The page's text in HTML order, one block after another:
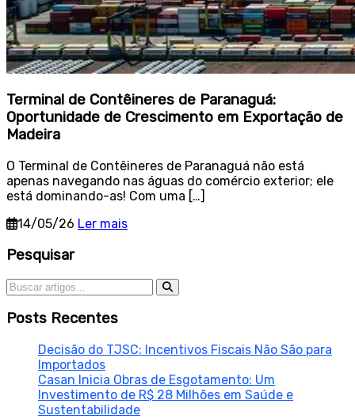
Terminal de Contêineres de Paranaguá:
Oportunidade de Crescimento em Exportação de
Madeira
O Terminal de Contêineres de Paranaguá não está
apenas navegando nas águas do comércio exterior; ele
está dominando-as! Com uma […]
14/05/26 Ler mais
Sidebar
Pesquisar
Pesquisar por:
Posts Recentes
Decisão do TJSC: Incentivos Fiscais Não São para
Importados
Casan Inicia Obras de Esgotamento: Um
Investimento de R$ 28 Milhões em Saúde e
Sustentabilidade